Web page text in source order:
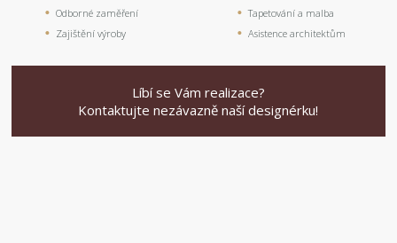
Odborné zaměření
Zajištění výroby
Tapetování a malba
Asistence architektům
Líbí se Vám realizace?
Kontaktujte nezávazně naší designérku!